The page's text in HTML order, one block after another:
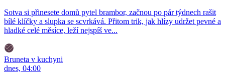
Sotva si přinesete domů pytel brambor, začnou po pár týdnech rašit
bílé klíčky a slupka se scvrkává. Přitom trik, jak hlízy udržet pevné a
hladké celé měsíce, leží nejspíš ve...
Bruneta v kuchyni
dnes, 04:00